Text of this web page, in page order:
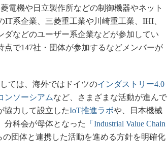
電機や日立製作所などの制御機器やネット
系企業、三菱重工業や川崎重工業、IHI、
などのユーザー系企業などが参加してい
点で147社・団体が参加するなどメンバーが
ては、海外ではドイツのインダストリー4.0
ンソーシアムなど、さまざまな活動が進んで
協力して設立したIoT推進ラボや、日本機械
分科会が母体となった
「Industrial Value Chain
団体と連携した活動を進める方針を明確化